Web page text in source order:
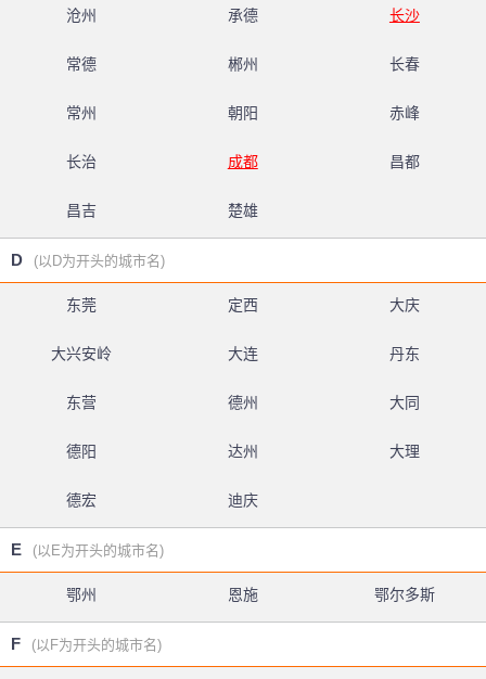
沧州 承德 长沙
常德 郴州 长春
常州 朝阳 赤峰
长治 成都 昌都
昌吉 楚雄
D (以D为开头的城市名)
东莞 定西 大庆
大兴安岭 大连 丹东
东营 德州 大同
德阳 达州 大理
德宏 迪庆
E (以E为开头的城市名)
鄂州 恩施 鄂尔多斯
F (以F为开头的城市名)